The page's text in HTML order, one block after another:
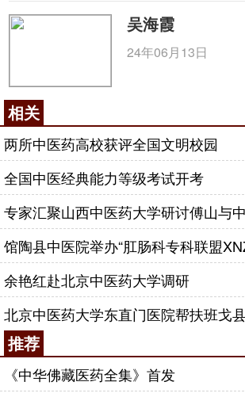
吴海霞
24年06月13日
相关
两所中医药高校获评全国文明校园
全国中医经典能力等级考试开考
专家汇聚山西中医药大学研讨傅山与
余艳红赴北京中医药大学调研
北京中医药大学东直门医院帮扶班戈
推荐
《中华佛藏医药全集》首发